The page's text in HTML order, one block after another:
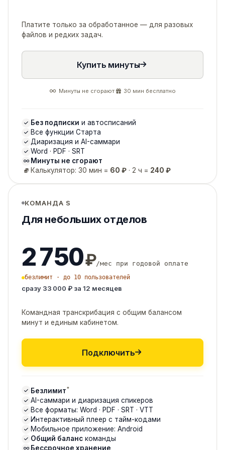
Платите только за обработанное — для разовых
файлов и редких задач.
Купить минуты
Минуты не сгорают· 30 мин бесплатно
Без подписки и автосписаний
Все функции Старта
Диаризация и AI-саммари
Word · PDF · SRT
Минуты не сгорают
Калькулятор: 30 мин = 60 ₽ · 2 ч = 240 ₽
КОМАНДА S
Для небольших отделов
2 750₽/мес при годовой оплате
безлимит · до 10 пользователей
сразу 33 000 ₽ за 12 месяцев
Командная транскрибация с общим балансом
минут и единым кабинетом.
Подключить
Безлимит*
AI-саммари и диаризация спикеров
Все форматы: Word · PDF · SRT · VTT
Интерактивный плеер с тайм-кодами
Мобильное приложение: Android
Общий баланс команды
Бессрочное хранение